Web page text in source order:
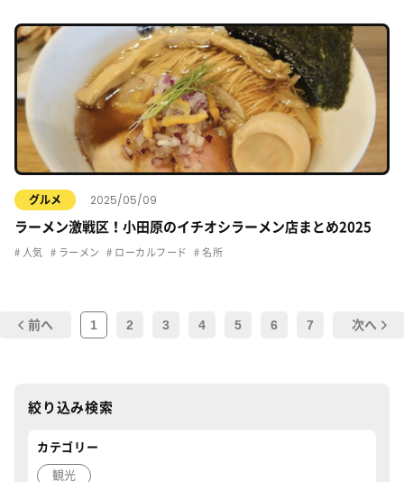
グルメ 2025/05/09
ラーメン激戦区！小田原のイチオシラーメン店まとめ2025
人気 ラーメン ローカルフード 名所
前へ 1 2 3 4 5 6 7 次へ
絞り込み検索
カテゴリー
観光